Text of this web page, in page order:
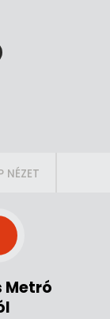
NÉZET
Metró